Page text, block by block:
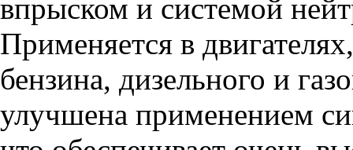
впрыском и системой
Применяется в
бензина, дизельного и
улучшена применением